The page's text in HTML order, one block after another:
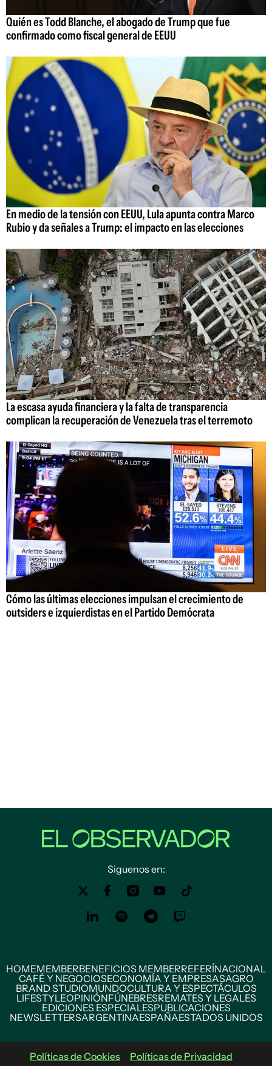
Quién es Todd Blanche, el abogado de Trump que fue
confirmado como fiscal general de EEUU
En medio de la tensión con EEUU, Lula apunta contra Marco
Rubio y da señales a Trump: el impacto en las elecciones
La escasa ayuda financiera y la falta de transparencia
complican la recuperación de Venezuela tras el terremoto
Cómo las últimas elecciones impulsan el crecimiento de
outsiders e izquierdistas en el Partido Demócrata
Siguenos en:
HOMEMEMBERBENEFICIOS MEMBERREFERÍNACIONAL
CAFÉ Y NEGOCIOSECONOMÍA Y EMPRESASAGRO
BRAND STUDIOMUNDOCULTURA Y ESPECTÁCULOS
LIFESTYLEOPINIÓNFÚNEBRESREMATES Y LEGALES
EDICIONES ESPECIALESPUBLICACIONES
NEWSLETTERSARGENTINAESPAÑAESTADOS UNIDOS
Políticas de Cookies Políticas de Privacidad